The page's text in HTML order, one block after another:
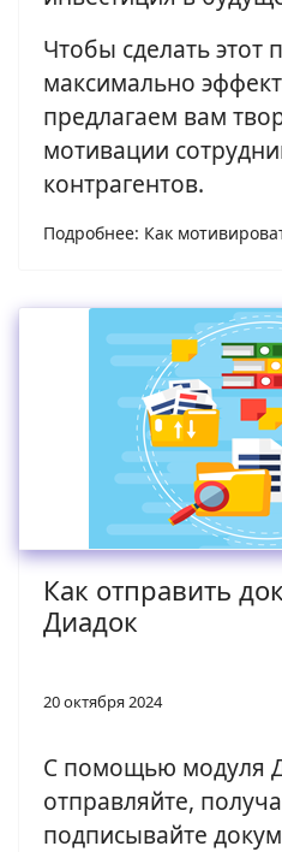
Чтобы сделать этот
максимально
предлагаем вам
мотивации
контрагентов.
Подробнее: Как
Как отправить
Диадок
20 октября 2024
С помощью модуля
отправляйте,
подписывайте